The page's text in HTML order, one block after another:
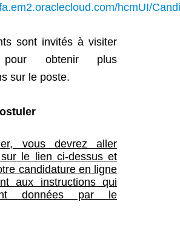
hcmUI/
sont invités à visiter
obtenir plus
sur le poste.
vous devrez aller
le lien ci-dessus et
candidature en ligne
aux instructions qui
données par le